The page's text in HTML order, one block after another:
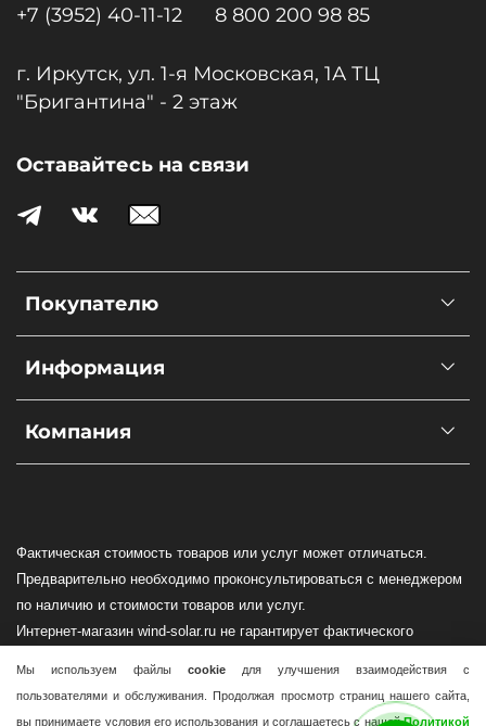
Покупателю
Информация
Компания
+7 (3952) 40-11-12
8 800 200 98 85
г. Иркутск, ул. 1-я Московcкая, 1А ТЦ
"Бригантина" - 2 этаж
Оставайтесь на связи
Фактическая стоимость товаров или услуг может отличаться.
Предварительно необходимо проконсультироваться с менеджером
по наличию и стоимости товаров или услуг.
Интернет-магазин wind-solar.ru не гарантирует фактического
Мы используем файлы cookie для улучшения взаимодействия с
пользователями и обслуживания. Продолжая просмотр страниц нашего сайта,
вы принимаете условия его использования и соглашаетесь с нашейПолитикой